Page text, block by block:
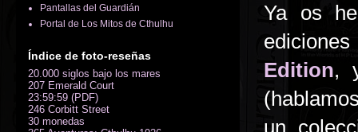
Ya os
Edition,
un
Pantallas del Guardián
Portal de Los Mitos de Cthulhu
Índice de foto-reseñas
20.000 siglos bajo los mares
207 Emerald Court
23:59:59 (PDF)
246 Corbitt Street
30 monedas